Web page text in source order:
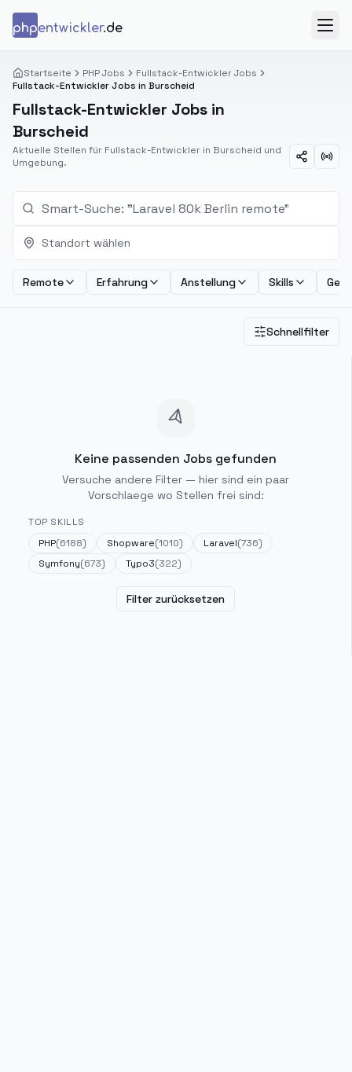
phpentwickler.de
Startseite PHP Jobs
Fullstack-Entwickler Jobs
Fullstack-Entwickler Jobs in Burscheid
Fullstack-Entwickler Jobs in
Burscheid
Aktuelle Stellen für Fullstack-Entwickler in Burscheid und
Umgebung.
Standort wählen
Remote Erfahrung Anstellung Skills
Schnellfilter
Keine passenden Jobs gefunden
Versuche andere Filter — hier sind ein paar
Vorschlaege wo Stellen frei sind:
TOP SKILLS
PHP(6188) Shopware(1010) Laravel(736)
Symfony(673) Typo3(322)
Filter zurücksetzen